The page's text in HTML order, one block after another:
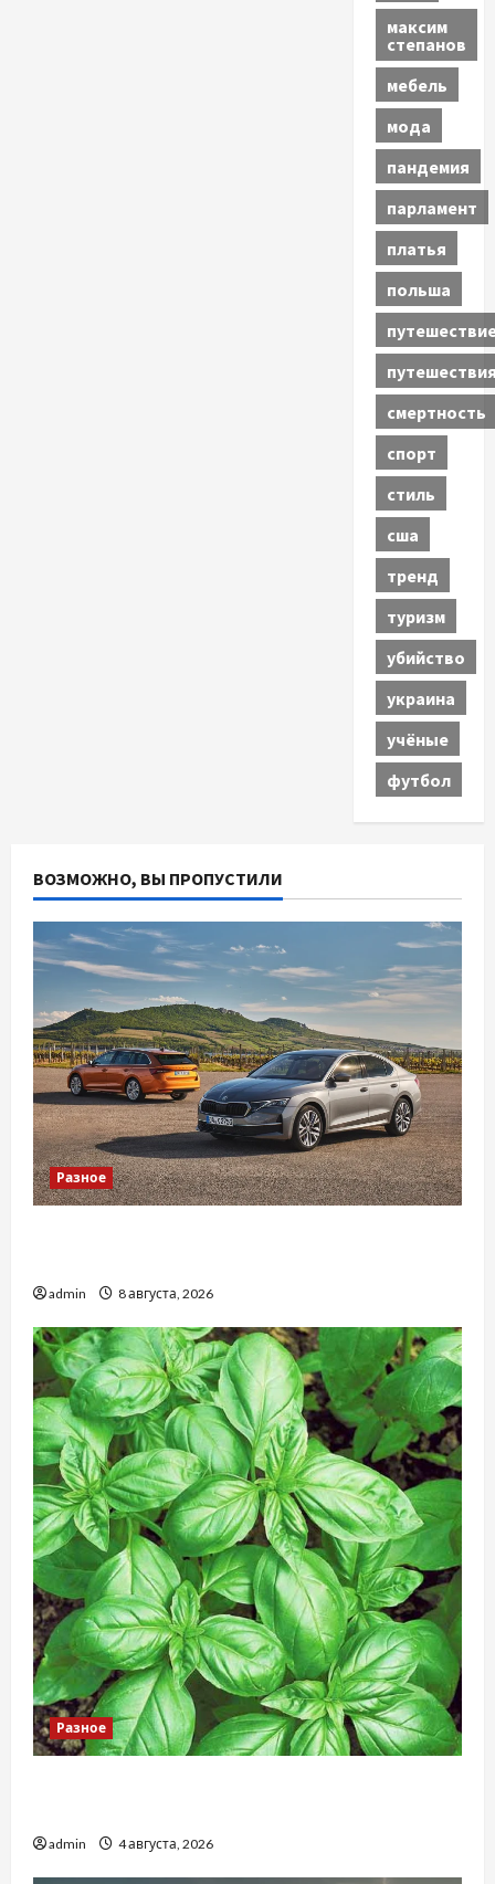
максим
степанов
мебель
мода
пандемия
парламент
платья
польша
смертность
спорт
стиль
сша
тренд
туризм
убийство
украина
учёные
футбол
ВОЗМОЖНО, ВЫ ПРОПУСТИЛИ
Разное
admin 8 августа, 2026
Разное
admin 4 августа, 2026